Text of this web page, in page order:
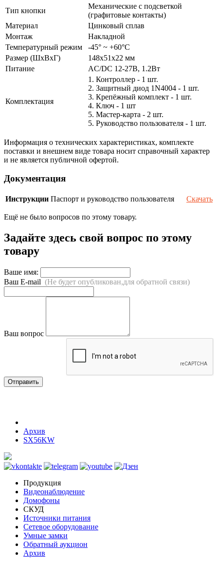
Тип кнопки
Механические с подсветкой
(графитовые контакты)
Материал
Цинковый сплав
Монтаж
Накладной
Температурный режим
-45° ~ +60°С
Размер (ШxВxГ)
148x51x22 мм
Питание
AC/DC 12-27В, 1.2Вт
Комплектация
1. Контроллер - 1 шт.
2. Защитный диод 1N4004 - 1 шт.
3. Крепёжный комплект - 1 шт.
4. Ключ - 1 шт
5. Мастер-карта - 2 шт.
5. Руководство пользователя - 1 шт.
Информация о технических характеристиках, комплекте
поставки и внешнем виде товара носит справочный характер
и не является публичной офертой.
Документация
Инструкции Паспорт и руководство пользователя Скачать
Ещё не было вопросов по этому товару.
Задайте здесь свой вопрос по этому
товару
Ваше имя:
Ваш E-mail (Не будет опубликован,для обратной связи)
Ваш вопрос
Отправить
Архив
SX56KW
Продукция
Видеонаблюдение
Домофоны
СКУД
Источники питания
Сетевое оборудование
Умные замки
Обратный аукцион
Архив